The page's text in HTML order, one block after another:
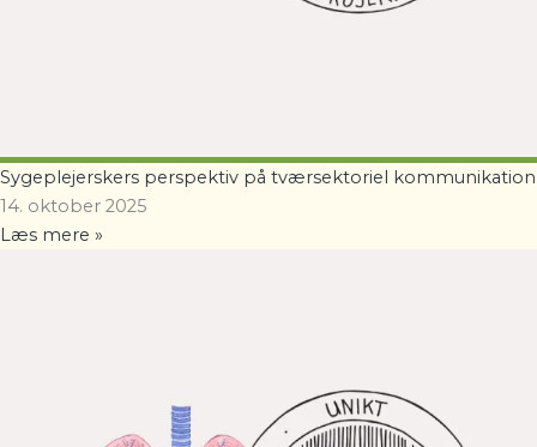
Sygeplejerskers perspektiv på tværsektoriel kommunikation
14. oktober 2025
Læs mere »